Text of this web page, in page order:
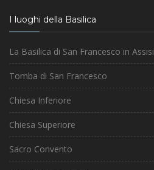
I luoghi della Basilica
La Basilica di San Francesco in Assisi
Tomba di San Francesco
Chiesa Inferiore
Chiesa Superiore
Sacro Convento